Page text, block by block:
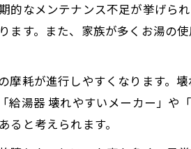
なメンテナンス不足が挙げら
す。また、家族が多くお湯の
耗が進行しやすくなります。
湯器 壊れやすいメーカー」や
と考えられます。